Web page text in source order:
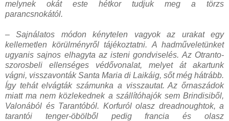
melynek okát este hétkor tudjuk meg a törzs
parancsnokától.
– Sajnálatos módon kénytelen vagyok az urakat egy
kellemetlen körülményről tájékoztatni. A hadműveletünket
ugyanis sajnos elhagyta az isteni gondviselés. Az Otranto-
szorosbeli ellenséges védővonalat, melyet át akartunk
vágni, visszavonták Santa Maria di Laikáig, sőt még hátrább.
Így tehát elvágták számunka a visszautat. Az őrnaszádok
miatt ma nem közlekednek a szállítóhajók sem Brindisiből,
Valonából és Tarantóból. Korfuról olasz dreadnoughtok, a
tarantói tenger-öbölből pedig francia és olasz